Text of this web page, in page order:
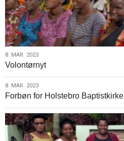
8.
mar.
2023
8. MAR. 2023
Volontørnyt
8.
mar.
2023
8. MAR. 2023
Forbøn for Holstebro Baptistkirke